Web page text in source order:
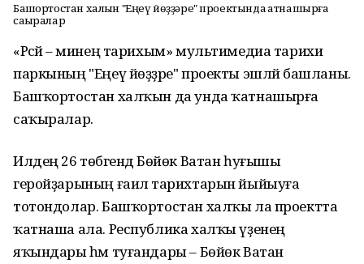
Башҡортостан халҡын "Еңеү йөҙҙәре" проектында ҡатнашырға
саҡыралар
«Рәсәй – минең тарихым» мультимедиа тарихи
паркының "Еңеү йөҙҙәре" проекты эшләй башланы.
Башҡортостан халҡын да унда ҡатнашырға
саҡыралар.
Илдең 26 төбәгендә Бөйөк Ватан һуғышы
геройҙарының ғаилә тарихтарын йыйыуға
тотондолар. Башҡортостан халҡы ла проектта
ҡатнаша ала. Республика халҡы үҙенең
яҡындары һәм туғандары – Бөйөк Ватан